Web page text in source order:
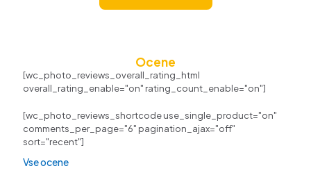
Ocene
[wc_photo_reviews_overall_rating_html
overall_rating_enable="on" rating_count_enable="on"]
[wc_photo_reviews_shortcode use_single_product="on"
comments_per_page="6" pagination_ajax="off"
sort="recent"]
Vse ocene